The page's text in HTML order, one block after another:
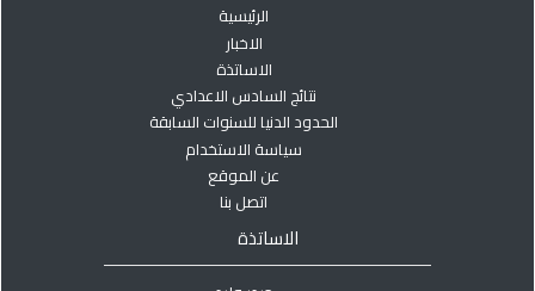
الرئيسية
الاخبار
الاساتذة
نتائج السادس الاعدادي
الحدود الدنيا للسنوات السابقة
سياسة الاستخدام
عن الموقع
اتصل بنا
الاساتذة